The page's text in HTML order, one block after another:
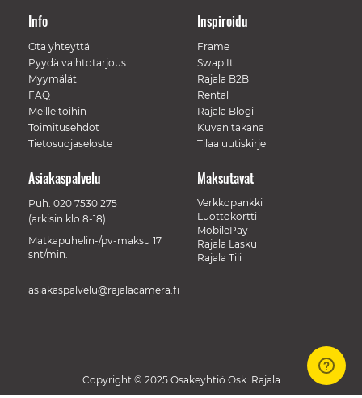
Info
Ota yhteyttä
Pyydä vaihtotarjous
Myymälät
FAQ
Meille töihin
Toimitusehdot
Tietosuojaseloste
Inspiroidu
Frame
Swap It
Rajala B2B
Rental
Rajala Blogi
Kuvan takana
Tilaa uutiskirje
Maksutavat
Verkkopankki
Luottokortti
MobilePay
Rajala Lasku
Rajala Tili
Asiakaspalvelu
Puh. 020 7530 275
(arkisin klo 8-18)
Matkapuhelin-/pv-maksu 17
snt/min.
asiakaspalvelu@rajalacamera.fi
Copyright © 2025 Osakeyhtiö Osk. Rajala